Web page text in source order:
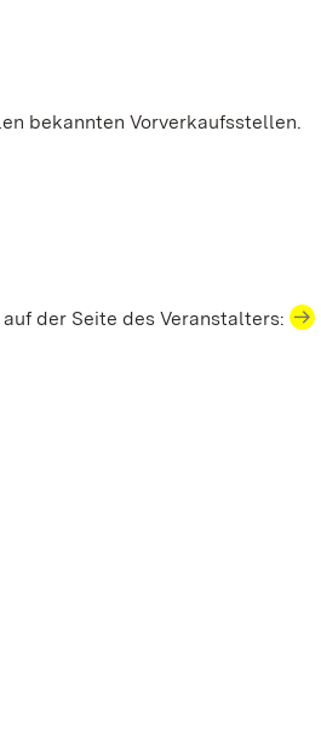
bekannten Vorverkaufsstellen.
der Seite des Veranstalters: